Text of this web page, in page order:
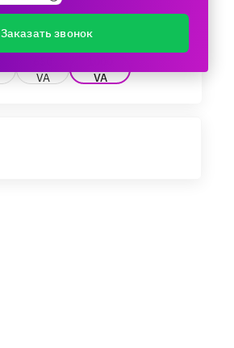
VA
VA
Заказать звонок